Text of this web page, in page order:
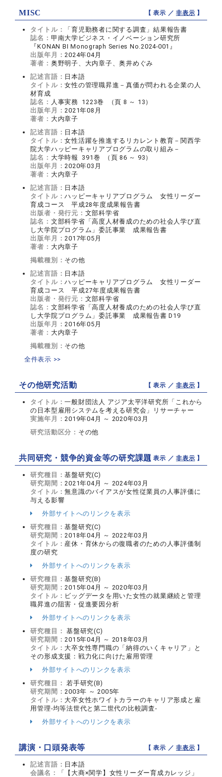
MISC 【 表示 ／非表示 】
タイトル：
「育児勤務者に関する調査」結果報告書
誌名： 甲南大学ビジネス・イノベーション研究所
『KONAN BI Monograph Series No.2024-001』
出版年月：2024年04月
著者： 奥野明子、大内章子、奥井めぐみ
記述言語： 日本語
タイトル：女性の管理職昇進－真価が問われる企業の人
材育成
誌名： 人事実務 1223巻 （頁 8 ～ 13）
出版年月：2021年08月
著者： 大内章子
記述言語： 日本語
タイトル：女性活躍を推進するリカレント教育－関西学
院大学ハッピーキャリアプログラムの取り組み－
誌名： 大学時報 391巻 （頁 86 ～ 93）
出版年月：2020年03月
著者： 大内章子
記述言語： 日本語
タイトル：ハッピーキャリアプログラム 女性リーダー
育成コース 平成28年度成果報告書
出版者・発行元： 文部科学省
誌名： 文部科学省「高度人材養成のための社会人学び直
し大学院プログラム」委託事業 成果報告書
出版年月：2017年05月
著者： 大内章子
掲載種別： その他
記述言語： 日本語
タイトル：ハッピーキャリアプログラム 女性リーダー
育成コース 平成27年度成果報告書
出版者・発行元： 文部科学省
誌名： 文部科学省「高度人材養成のための社会人学び直
し大学院プログラム」委託事業 成果報告書 D19
出版年月：2016年05月
著者： 大内章子
掲載種別： その他
全件表示 >>
その他研究活動 【 表示 ／非表示 】
タイトル：一般財団法人 アジア太平洋研究所「これから
の日本型雇用システムを考える研究会」リサーチャー
実施年月：2019年04月 ～ 2020年03月
研究活動区分： その他
共同研究・競争的資金等の研究課題【 表示 ／非表示 】
研究種目：基盤研究(C)
研究期間：2021年04月 ～ 2024年03月
タイトル：無意識のバイアスが女性従業員の人事評価に
与える影響
外部サイトへのリンクを表示
研究種目：基盤研究(C)
研究期間：2018年04月 ～ 2022年03月
タイトル： 産休・育休からの復職者のための人事評価制
度の研究
外部サイトへのリンクを表示
研究種目：基盤研究(B)
研究期間：2015年04月 ～ 2020年03月
タイトル： ビッグデータを用いた女性の就業継続と管理
職昇進の阻害・促進要因分析
外部サイトへのリンクを表示
研究種目： 基盤研究(C)
研究期間：2015年04月 ～ 2018年03月
タイトル： 大卒女性専門職の「納得のいくキャリア」と
その形成支援：戦力化に向けた雇用管理
外部サイトへのリンクを表示
研究種目： 若手研究(B)
研究期間：2003年 ～ 2005年
タイトル： 大卒女性ホワイトカラーのキャリア形成と雇
用管理-均等法世代と第二世代の比較調査-
外部サイトへのリンクを表示
講演・口頭発表等 【 表示 ／非表示 】
記述言語： 日本語
会議名：
「【大商×関学】女性リーダー育成カレッジ」